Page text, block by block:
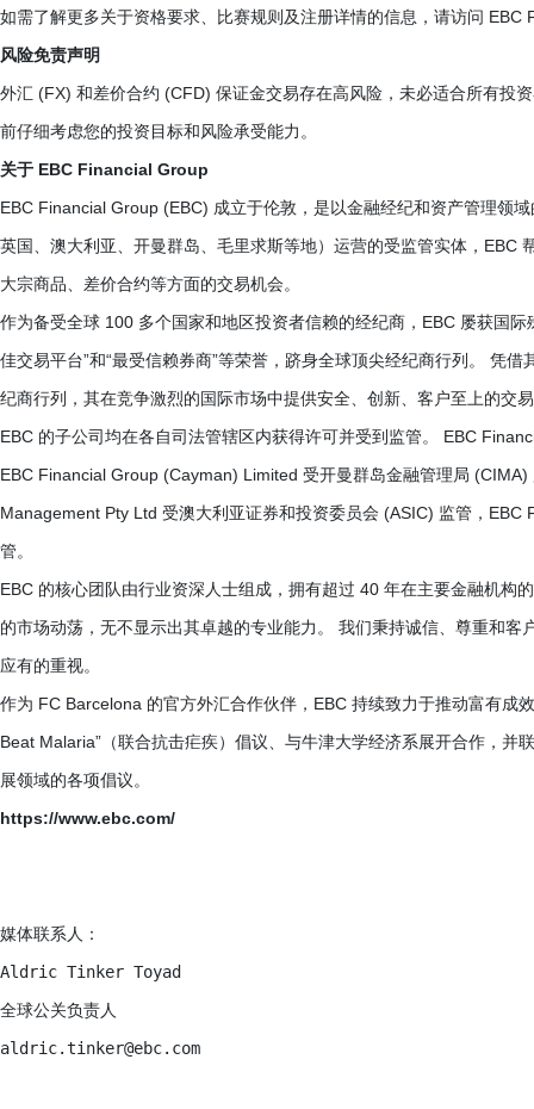
如需了解更多关于资格要求、比赛规则及注册详情的信息，请访问
风险免责声明
外汇 (FX) 和差价合约 (CFD) 保证金交易存在高风险，未必适合所有投
前仔细考虑您的投资目标和风险承受能力。
关于 EBC Financial Group
EBC Financial Group (EBC) 成立于伦敦，是以金融经纪和资产管理领
英国、澳大利亚、开曼群岛、毛里求斯等地）运营的受监管实体，EBC
大宗商品、差价合约等方面的交易机会。
作为备受全球 100 多个国家和地区投资者信赖的经纪商，EBC 屡获国
佳交易平台”和“最受信赖券商”等荣誉，跻身全球顶尖经纪商行列。 凭
纪商行列，其在竞争激烈的国际市场中提供安全、创新、客户至上的交
EBC 的子公司均在各自司法管辖区内获得许可并受到监管。 EBC
EBC Financial Group (Cayman) Limited 受开曼群岛金融管理局
Management Pty Ltd 受澳大利亚证券和投资委员会 (ASIC) 监管，
管。
EBC 的核心团队由行业资深人士组成，拥有超过 40 年在主要金融机构
的市场动荡，无不显示出其卓越的专业能力。 我们秉持诚信、尊重和
应有的重视。
作为 FC Barcelona 的官方外汇合作伙伴，EBC 持续致力于推动富有成
Beat Malaria”（联合抗击疟疾）倡议、与牛津大学经济系展开合作，
展领域的各项倡议。
https://www.ebc.com/
媒体联系人：
Aldric Tinker Toyad
全球公关负责人
aldric.tinker@ebc.com